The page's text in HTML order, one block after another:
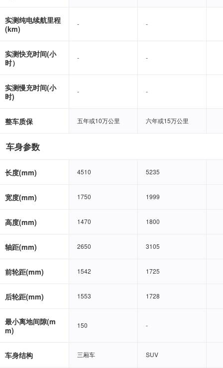
实测纯电续航里程
(km)
- -
实测快充时间(小
时）
- -
实测慢充时间(小
时)
- -
整车质保 五年或10万公里 六年或15万公里
车身参数
长度(mm) 4510 5235
宽度(mm) 1750 1999
高度(mm) 1470 1800
轴距(mm) 2650 3105
前轮距(mm) 1542 1725
后轮距(mm) 1553 1728
最小离地间隙(m
m)
150 -
车身结构 三厢车 SUV
- -
- -
- -
五年或10万公里 六年或15万公里
4510 5235
1750 1999
1470 1800
2650 3105
1542 1725
1553 1728
150 -
三厢车 SUV